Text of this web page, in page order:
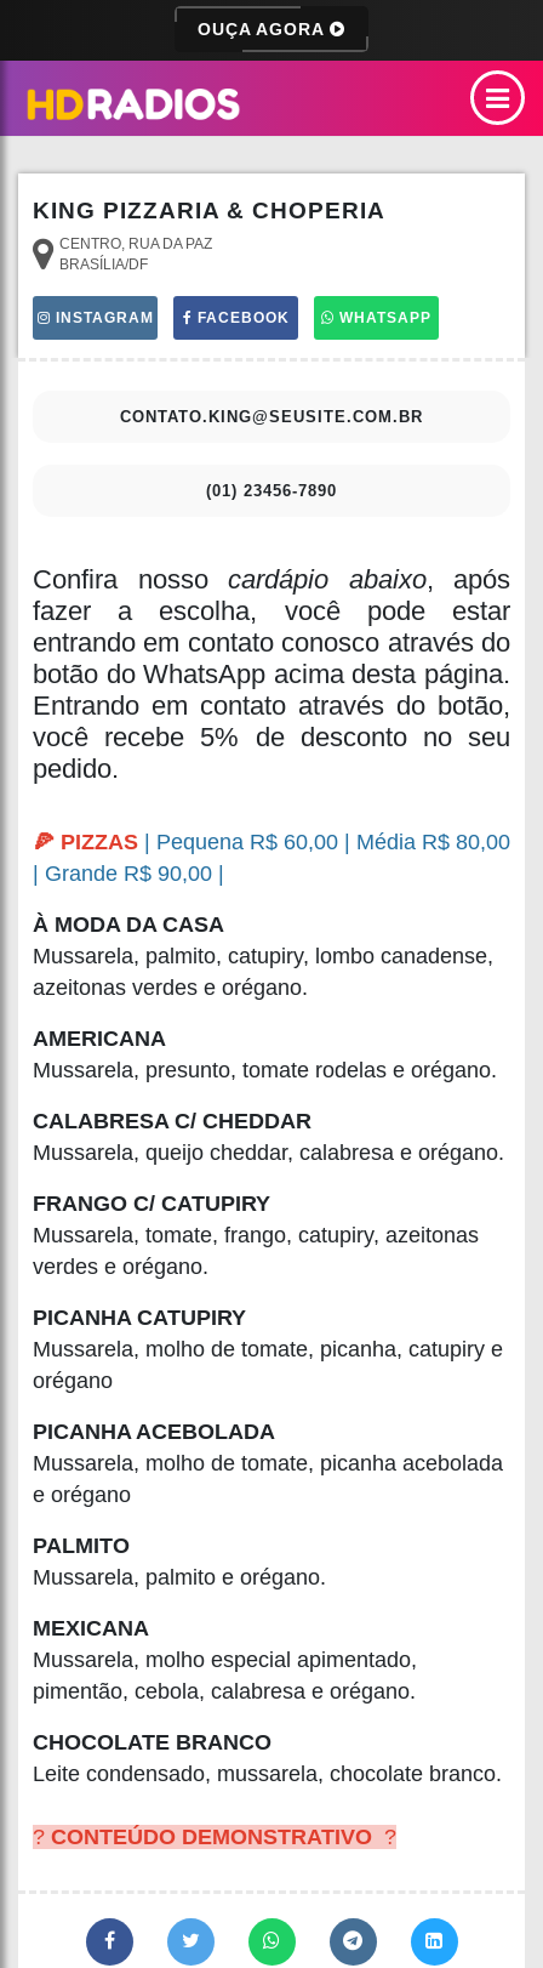
OUÇA AGORA
KING PIZZARIA & CHOPERIA
CENTRO, RUA DA PAZ
BRASÍLIA/DF
INSTAGRAM FACEBOOK WHATSAPP
CONTATO.KING@SEUSITE.COM.BR
(01) 23456-7890
Confira nosso cardápio abaixo, após
fazer a escolha, você pode estar
entrando em contato conosco através do
botão do WhatsApp acima desta página.
Entrando em contato através do botão,
você recebe 5% de desconto no seu
pedido.
🍕 PIZZAS | Pequena R$ 60,00 | Média R$ 80,00
| Grande R$ 90,00 |
À MODA DA CASA
Mussarela, palmito, catupiry, lombo canadense,
azeitonas verdes e orégano.
AMERICANA
Mussarela, presunto, tomate rodelas e orégano.
CALABRESA C/ CHEDDAR
Mussarela, queijo cheddar, calabresa e orégano.
FRANGO C/ CATUPIRY
Mussarela, tomate, frango, catupiry, azeitonas
verdes e orégano.
PICANHA CATUPIRY
Mussarela, molho de tomate, picanha, catupiry e
orégano
PICANHA ACEBOLADA
Mussarela, molho de tomate, picanha acebolada
e orégano
PALMITO
Mussarela, palmito e orégano.
MEXICANA
Mussarela, molho especial apimentado,
pimentão, cebola, calabresa e orégano.
CHOCOLATE BRANCO
Leite condensado, mussarela, chocolate branco.
? CONTEÚDO DEMONSTRATIVO ?